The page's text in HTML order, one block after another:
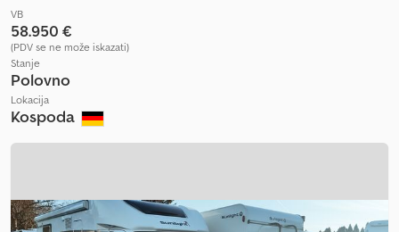
VB
58.950 €
(PDV se ne može iskazati)
Stanje
Polovno
Lokacija
Kospoda